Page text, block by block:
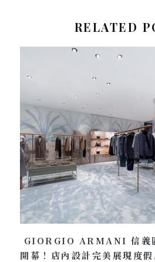
RELATED
GIORGIO ARMANI 信義
開幕！店內設計完美展現度假